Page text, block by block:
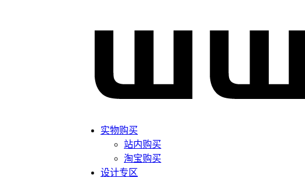
实物购买
站内购买
淘宝购买
设计专区